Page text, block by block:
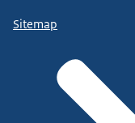
Sitemap